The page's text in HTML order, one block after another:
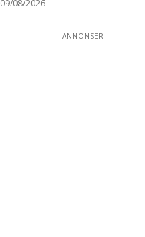
09/08/2026
ANNONSER